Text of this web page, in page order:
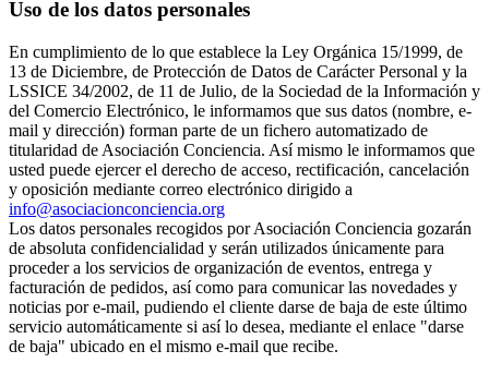
Uso de los datos personales
En cumplimiento de lo que establece la Ley Orgánica 15/1999, de
13 de Diciembre, de Protección de Datos de Carácter Personal y la
LSSICE 34/2002, de 11 de Julio, de la Sociedad de la Información y
del Comercio Electrónico, le informamos que sus datos (nombre, e-
mail y dirección) forman parte de un fichero automatizado de
titularidad de Asociación Conciencia. Así mismo le informamos que
usted puede ejercer el derecho de acceso, rectificación, cancelación
y oposición mediante correo electrónico dirigido a
info@asociacionconciencia.org
Los datos personales recogidos por Asociación Conciencia gozarán
de absoluta confidencialidad y serán utilizados únicamente para
proceder a los servicios de organización de eventos, entrega y
facturación de pedidos, así como para comunicar las novedades y
noticias por e-mail, pudiendo el cliente darse de baja de este último
servicio automáticamente si así lo desea, mediante el enlace "darse
de baja" ubicado en el mismo e-mail que recibe.